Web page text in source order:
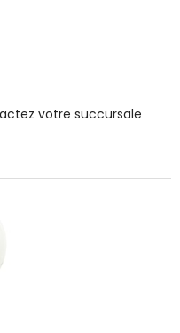
votre succursale